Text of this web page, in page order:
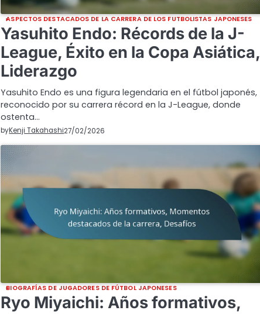
ASPECTOS DESTACADOS DE LA CARRERA DE LOS FUTBOLISTAS JAPONESES
Yasuhito Endo: Récords de la J-
League, Éxito en la Copa Asiática,
Liderazgo
Yasuhito Endo es una figura legendaria en el fútbol japonés,
reconocido por su carrera récord en la J-League, donde
ostenta…
byKenji Takahashi27/02/2026
BIOGRAFÍAS DE JUGADORES DE FÚTBOL JAPONESES
Ryo Miyaichi: Años formativos,